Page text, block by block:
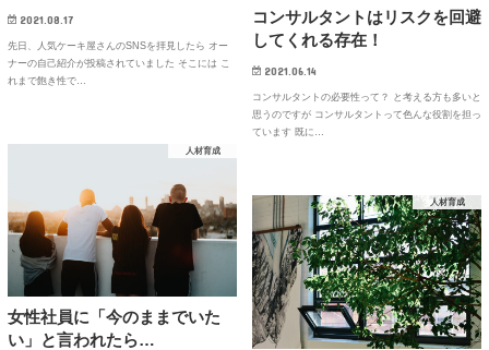
2021.08.17
先日、人気ケーキ屋さんのSNSを拝見したら オー
ナーの自己紹介が投稿されていました そこには こ
れまで飽き性で…
コンサルタントはリスクを回避
してくれる存在！
2021.06.14
コンサルタントの必要性って？ と考える方も多いと
思うのですが コンサルタントって色んな役割を担っ
ています 既に…
人材育成
女性社員に「今のままでいた
い」と言われたら…
人材育成